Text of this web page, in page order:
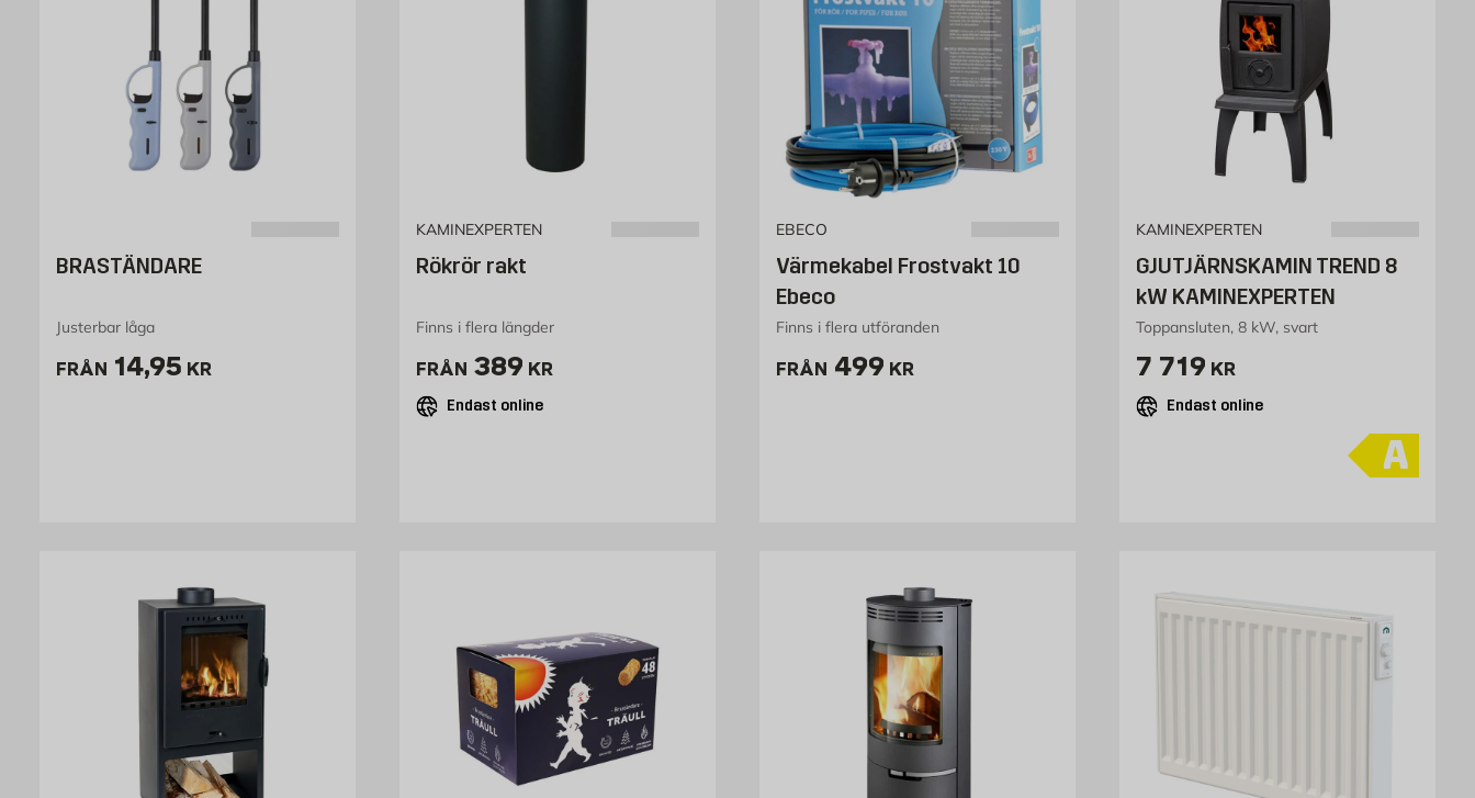
BRASTÄNDARE
Justerbar låga
FRÅN Pris 14.95 kr
14,95 KR
KAMINEXPERTEN
Rökrör rakt
Finns i flera längder
FRÅN Pris 389 kr
389 KR
Endast online
EBECO
Värmekabel Frostvakt 10
Ebeco
Finns i flera utföranden
FRÅN Pris 499 kr
499 KR
KAMINEXPERTEN
GJUTJÄRNSKAMIN TREND 8
kW KAMINEXPERTEN
Toppansluten, 8 kW, svart
Pris 7719 kr
7 719 KR
Endast online
A